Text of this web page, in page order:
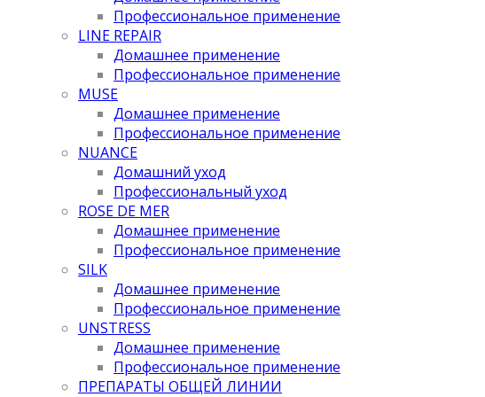
Профессиональное применение
LINE REPAIR
Домашнее применение
Профессиональное применение
MUSE
Домашнее применение
Профессиональное применение
NUANCE
Домашний уход
Профессиональный уход
ROSE DE MER
Домашнее применение
Профессиональное применение
SILK
Домашнее применение
Профессиональное применение
UNSTRESS
Домашнее применение
Профессиональное применение
ПРЕПАРАТЫ ОБЩЕЙ ЛИНИИ